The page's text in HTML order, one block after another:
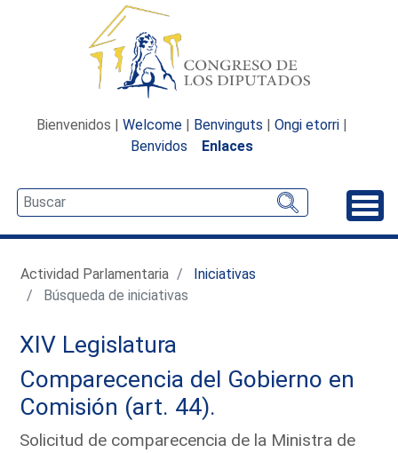
Bienvenidos | Welcome | Benvinguts | Ongi etorri |
Benvidos
Enlaces
Actividad Parlamentaria
Iniciativas
Búsqueda de iniciativas
XIV Legislatura
Comparecencia del Gobierno en
Comisión (art. 44).
Solicitud de comparecencia de la Ministra de